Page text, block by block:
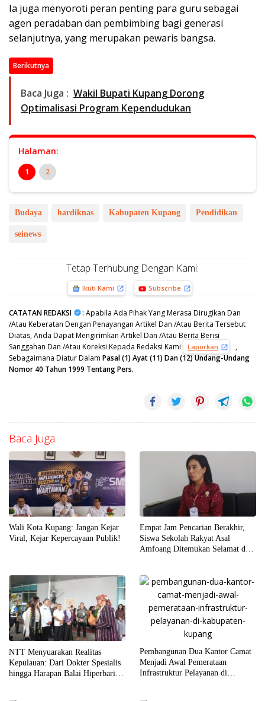
Ia juga menyoroti peran penting para guru sebagai
agen peradaban dan pembimbing bagi generasi
selanjutnya, yang merupakan pewaris bangsa.
Berikutnya
Baca Juga : Wakil Bupati Kupang Dorong
Optimalisasi Program Kependudukan
Halaman:
1 2
Budaya hardiknas Kabupaten Kupang Pendidikan
seinews
Tetap Terhubung Dengan Kami:
Ikuti Kami Subscribe
CATATAN REDAKSI : Apabila Ada Pihak Yang Merasa Dirugikan Dan
/Atau Keberatan Dengan Penayangan Artikel Dan /Atau Berita Tersebut
Diatas, Anda Dapat Mengirimkan Artikel Dan /Atau Berita Berisi
Sanggahan Dan /Atau Koreksi Kepada Redaksi Kami
Laporkan
,
Sebagaimana Diatur Dalam Pasal (1) Ayat (11) Dan (12) Undang-Undang
Nomor 40 Tahun 1999 Tentang Pers.
Baca Juga
Wali Kota Kupang: Jangan Kejar
Viral, Kejar Kepercayaan Publik!
Empat Jam Pencarian Berakhir,
Siswa Sekolah Rakyat Asal
Amfoang Ditemukan Selamat dan
NTT Menyuarakan Realitas
Kepulauan: Dari Dokter Spesialis
hingga Harapan Balai Hiperbarik
Pembangunan Dua Kantor Camat
Menjadi Awal Pemerataan
Infrastruktur Pelayanan di